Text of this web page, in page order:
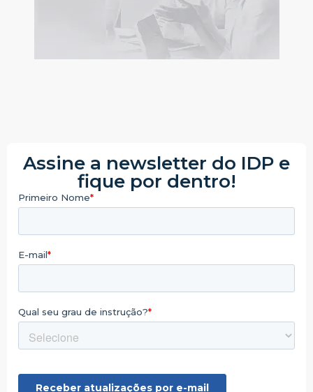
Assine a newsletter do IDP e
fique por dentro!